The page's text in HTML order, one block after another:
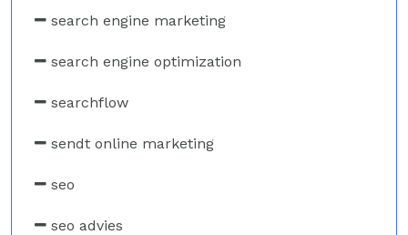
search engine marketing
search engine optimization
searchflow
sendt online marketing
seo
seo advies